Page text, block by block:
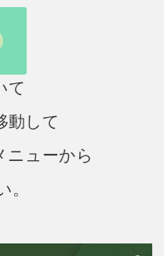
て
動して
ニューから
。